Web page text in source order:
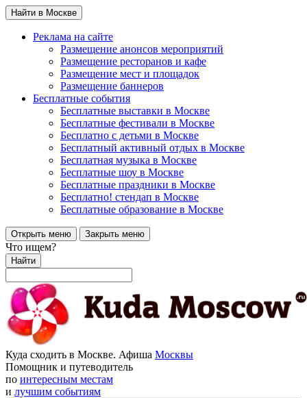
Найти в Москве
Реклама на сайте
Размещение анонсов мероприятий
Размещение ресторанов и кафе
Размещение мест и площадок
Размещение баннеров
Бесплатные события
Бесплатные выставки в Москве
Бесплатные фестивали в Москве
Бесплатно с детьми в Москве
Бесплатный активный отдых в Москве
Бесплатная музыка в Москве
Бесплатные шоу в Москве
Бесплатные праздники в Москве
Бесплатно! стендап в Москве
Бесплатные образование в Москве
Открыть меню Закрыть меню
Что ищем?
Найти
Куда сходить в Москве. Афиша Москвы
Помощник и путеводитель
по интересным местам
и лучшим событиям